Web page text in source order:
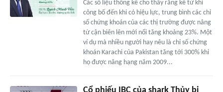
Các số liệu thống kê cho thấy rằng kể từ khi
công bố đến khi có hiệu lực, trung bình các chỉ
số chứng khoán của các thị trường được nâng
từ cận biên lên mới nổi tăng khoảng 23%. Một
ví dụ mà nhiều người hay nêu là chỉ số chứng
khoán Karachi của Pakistan tăng tới 300% khi
họ được nâng hạng năm 2009...
Cổ phiếu IBC của shark Thủy bị